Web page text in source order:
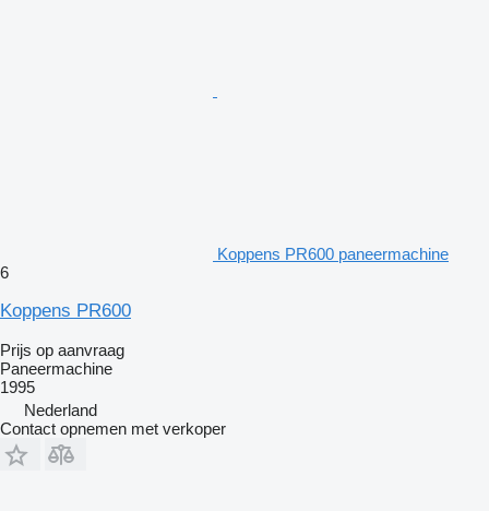
Koppens PR600 paneermachine
6
Koppens PR600
Prijs op aanvraag
Paneermachine
1995
Nederland
Contact opnemen met verkoper